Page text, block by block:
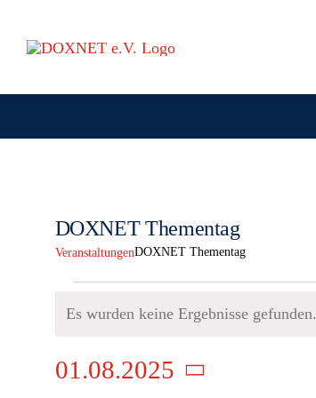
springen
DOXNET Thementag
VeranstaltungenDOXNET Thementag
Hinweis
Es wurden keine Ergebnisse gefunden.
01.08.2025